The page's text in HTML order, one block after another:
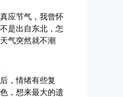
家乡的草木新...
应节气，我曾怀
是出自东北，怎
气突然就不潮
，情绪有些复
，想来最大的遗